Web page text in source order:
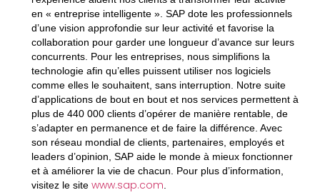
en « entreprise intelligente ». SAP dote les professionnels
d’une vision approfondie sur leur activité et favorise la
collaboration pour garder une longueur d’avance sur leurs
concurrents. Pour les entreprises, nous simplifions la
technologie afin qu’elles puissent utiliser nos logiciels
comme elles le souhaitent, sans interruption. Notre suite
d’applications de bout en bout et nos services permettent à
plus de 440 000 clients d’opérer de manière rentable, de
s’adapter en permanence et de faire la différence. Avec
son réseau mondial de clients, partenaires, employés et
leaders d’opinion, SAP aide le monde à mieux fonctionner
et à améliorer la vie de chacun. Pour plus d’information,
visitez le site www.sap.com.